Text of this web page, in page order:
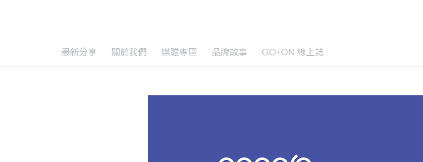
最新分享 關於我們 媒體專區 品牌故事 GO+ON 線上誌